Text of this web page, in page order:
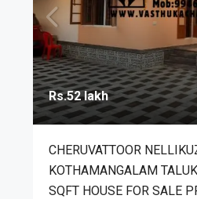
Rs.52 lakh
CHERUVATTOOR
KOTHAMANGALAM
SQFT HOUSE FOR SALE